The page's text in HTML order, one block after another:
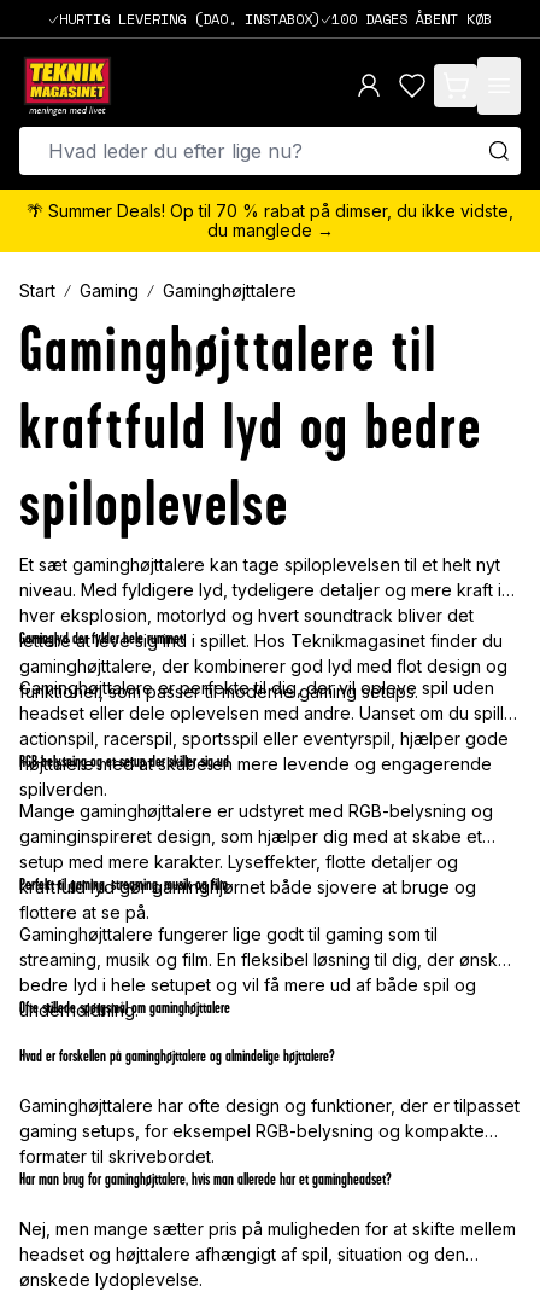
HURTIG LEVERING (DAO, INSTABOX) 100 DAGES ÅBENT KØB
items in cart,
🌴 Summer Deals! Op til 70 % rabat på dimser, du ikke vidste,
du manglede →
Start Gaming Gaminghøjttalere
Gaminghøjttalere til
kraftfuld lyd og bedre
spiloplevelse
Et sæt gaminghøjttalere kan tage spiloplevelsen til et helt nyt
niveau. Med fyldigere lyd, tydeligere detaljer og mere kraft i
hver eksplosion, motorlyd og hvert soundtrack bliver det
lettere at leve sig ind i spillet. Hos Teknikmagasinet finder du
gaminghøjttalere, der kombinerer god lyd med flot design og
funktioner, som passer til moderne gaming setups.
Gaminglyd der fylder hele rummet
Gaminghøjttalere er perfekte til dig, der vil opleve spil uden
headset eller dele oplevelsen med andre. Uanset om du spiller
actionspil, racerspil, sportsspil eller eventyrspil, hjælper gode
højttalere med at skabe en mere levende og engagerende
spilverden.
RGB-belysning og et setup der skiller sig ud
Mange gaminghøjttalere er udstyret med RGB-belysning og
gaminginspireret design, som hjælper dig med at skabe et
setup med mere karakter. Lyseffekter, flotte detaljer og
kraftfuld lyd gør gaminghjørnet både sjovere at bruge og
flottere at se på.
Perfekt til gaming, streaming, musik og film
Gaminghøjttalere fungerer lige godt til gaming som til
streaming, musik og film. En fleksibel løsning til dig, der ønsker
bedre lyd i hele setupet og vil få mere ud af både spil og
underholdning.
Ofte stillede spørgsmål om gaminghøjttalere
Hvad er forskellen på gaminghøjttalere og almindelige højttalere?
Gaminghøjttalere har ofte design og funktioner, der er tilpasset
gaming setups, for eksempel RGB-belysning og kompakte
formater til skrivebordet.
Har man brug for gaminghøjttalere, hvis man allerede har et gamingheadset?
Nej, men mange sætter pris på muligheden for at skifte mellem
headset og højttalere afhængigt af spil, situation og den
ønskede lydoplevelse.